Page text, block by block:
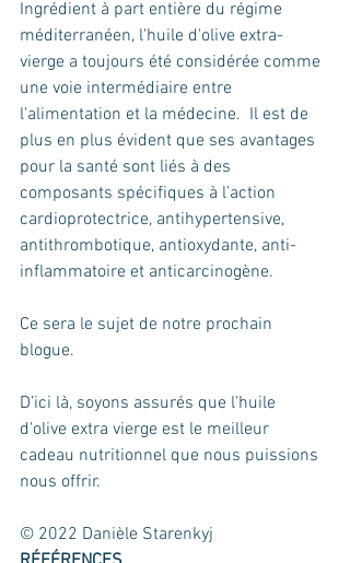
Ingrédient à part entière du régime
méditerranéen, l'huile d'olive extra-
vierge a toujours été considérée comme
une voie intermédiaire entre
l'alimentation et la médecine.  Il est de
plus en plus évident que ses avantages
pour la santé sont liés à des
composants spécifiques à l’action
cardioprotectrice, antihypertensive,
antithrombotique, antioxydante, anti-
inflammatoire et anticarcinogène.
Ce sera le sujet de notre prochain
blogue.
D’ici là, soyons assurés que l'huile
d'olive extra vierge est le meilleur
cadeau nutritionnel que nous puissions
nous offrir.
© 2022 Danièle Starenkyj